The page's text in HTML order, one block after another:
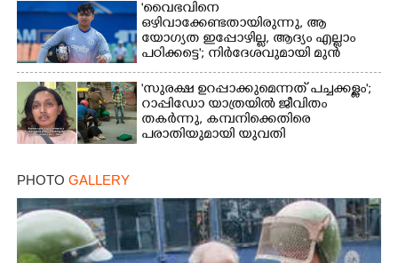
'വൈഭവിനെ
ഒഴിവാക്കേണ്ടതായിരുന്നു,​ ആ
യോഗ്യത ഇപ്പോഴില്ല, ആദ്യം എല്ലാം
പഠിക്കട്ടെ'; നിർദേശവുമായി മുൻ
ക്രിക്കറ്റ് താരം
'സുരക്ഷ ഉറപ്പാക്കുമെന്നത് പച്ചക്കള്ളം';
റാപ്പിഡോ യാത്രയിൽ ജീവിതം
തകർന്നു, കമ്പനിക്കെതിരെ
പരാതിയുമായി യുവതി
PHOTO GALLERY